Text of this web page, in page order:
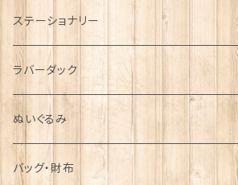
シンボル
ステーショナリー
ラバーダック
ぬいぐるみ
バッグ・財布